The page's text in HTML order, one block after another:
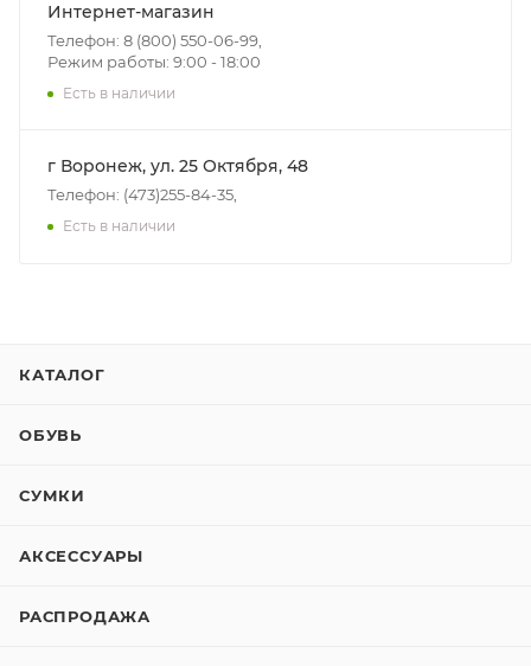
Интернет-магазин
Телефон: 8 (800) 550-06-99,
Режим работы: 9:00 - 18:00
Есть в наличии
г Воронеж, ул. 25 Октября, 48
Телефон: (473)255-84-35,
Есть в наличии
КАТАЛОГ
ОБУВЬ
СУМКИ
АКСЕССУАРЫ
РАСПРОДАЖА